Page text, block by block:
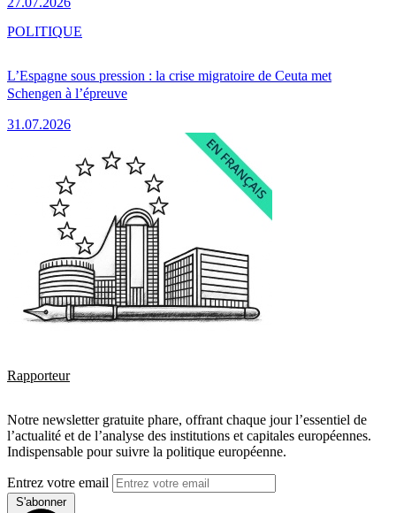
L’Espagne sous pression : la crise migratoire de Ceuta met
Schengen à l’épreuve
31.07.2026
POLITIQUE
Rapporteur
Notre newsletter gratuite phare, offrant chaque jour l’essentiel de
l’actualité et de l’analyse des institutions et capitales européennes.
Indispensable pour suivre la politique européenne.
Entrez votre email
S'abonner